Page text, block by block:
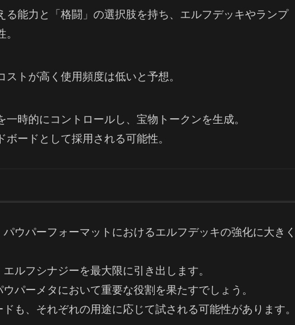
る能力と「格闘」の選択肢を持ち、エルフデッキやランプ
トが高く使用頻度は低いと予想。
一時的にコントロールし、宝物トークンを生成。
ードとして採用される可能性。
ウパーフォーマットにおけるエルフデッキの強化に大きく
ルフシナジーを最大限に引き出します。
パーメタにおいて重要な役割を果たすでしょう。
も、それぞれの用途に応じて試される可能性があります。